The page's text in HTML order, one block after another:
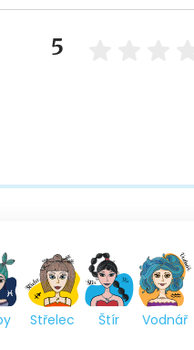
5
Střelec Štír Vodnář